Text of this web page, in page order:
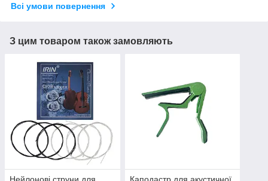
Всі умови повернення
З цим товаром також замовляють